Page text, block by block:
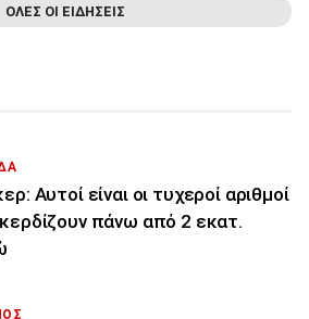
ΟΛΕΣ ΟΙ ΕΙΔΗΣΕΙΣ
Αυτοί είναι οι τυχεροί αριθμοί
πάνω από 2 εκατ.